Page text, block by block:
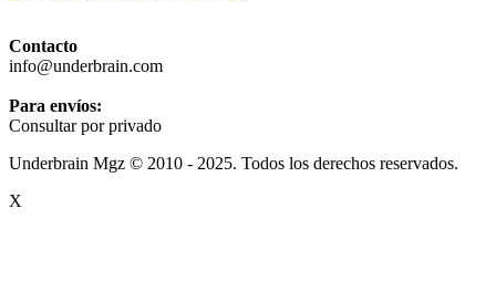
Contacto
info@underbrain.com
Para envíos:
Consultar por privado
Underbrain Mgz © 2010 - 2025. Todos los derechos reservados.
X